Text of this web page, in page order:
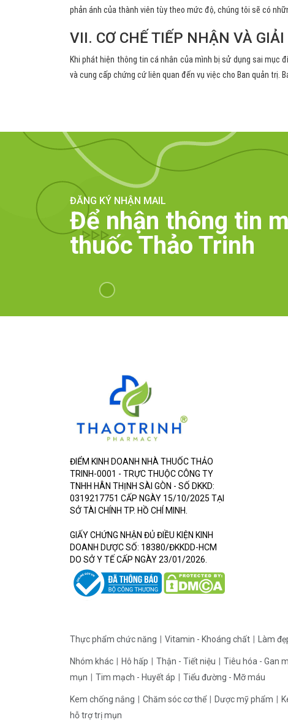
phản ánh của thành viên tùy theo mức độ, chúng tôi sẽ có
VII. CƠ CHẾ TIẾP NHẬN VÀ
Khi phát hiện thông tin cá nhân của mình bị sử dụng sai mục
và cung cấp chứng cứ liên quan đến vụ việc cho Ban quản trị.
ĐĂNG KÝ NHẬN MAIL
Để nhận thông tin
thuốc Thảo Trinh
ĐIỂM KINH DOANH NHÀ THUỐC THẢO
TRINH-0001 - TRỰC THUỘC CÔNG TY
TNHH HÂN THỊNH SÀI GÒN - SỐ DKKD:
0319217751 CẤP NGÀY 15/10/2025 TẠI
SỞ TÀI CHÍNH TP. HỒ CHÍ MINH.
GIẤY CHỨNG NHẬN ĐỦ ĐIỀU KIỆN KINH
DOANH DƯỢC SỐ: 18380/ĐKKDD-HCM
DO SỞ Y TẾ CẤP NGÀY 23/01/2026.
Thực phẩm chức năng Vitamin - Khoáng chất Làm
Nhóm khác Hô hấp Thận - Tiết niệu Tiêu hóa - Gan
mụn
Tim mạch - Huyết áp Tiểu đường - Mỡ máu
Kem chống nắng Chăm sóc cơ thể Dược mỹ phẩm
hỗ trợ trị mụn